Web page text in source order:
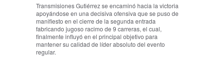
Transmisiones Gutiérrez se encaminó hacia la victoria
apoyándose en una decisiva ofensiva que se puso de
manifiesto en el cierre de la segunda entrada
fabricando jugoso racimo de 9 carreras, el cual,
finalmente influyó en el principal objetivo para
mantener su calidad de líder absoluto del evento
regular.